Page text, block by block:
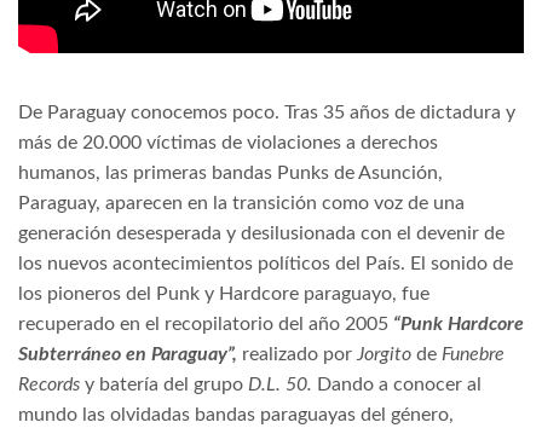
De Paraguay conocemos poco. Tras 35 años de dictadura y
más de 20.000 víctimas de violaciones a derechos
humanos, las primeras bandas Punks de Asunción,
Paraguay, aparecen en la transición como voz de una
generación desesperada y desilusionada con el devenir de
los nuevos acontecimientos políticos del País. El sonido de
los pioneros del Punk y Hardcore paraguayo, fue
recuperado en el recopilatorio del año 2005 “Punk Hardcore
Subterráneo en Paraguay”, realizado por Jorgito de Funebre
Records y batería del grupo D.L. 50. Dando a conocer al
mundo las olvidadas bandas paraguayas del género,